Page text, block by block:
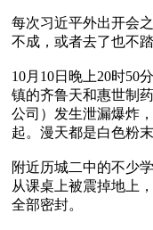
每次习近平外出开会
不成，或者去了也不
10月10日晚上20时50
镇的齐鲁天和惠世制
公司）发生泄漏爆炸
起。漫天都是白色粉
附近历城二中的不少
从课桌上被震掉地上
全部密封。